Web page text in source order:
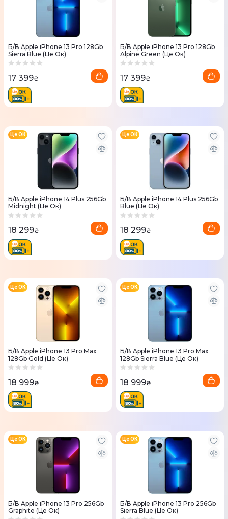
Б/В Apple iPhone 13 Pro 128Gb
Sierra Blue (Це Ок)
17 399₴
Б/В Apple iPhone 13 Pro 128Gb
Alpine Green (Це Ок)
17 399₴
Б/В Apple iPhone 14 Plus 256Gb
Midnight (Це Ок)
Це ОК
18 299₴
Б/В Apple iPhone 14 Plus 256Gb
Blue (Це Ок)
Це ОК
18 299₴
Б/В Apple iPhone 13 Pro Max
128Gb Gold (Це Ок)
Це ОК
18 999₴
Б/В Apple iPhone 13 Pro Max
128Gb Sierra Blue (Це Ок)
Це ОК
18 999₴
Б/В Apple iPhone 13 Pro 256Gb
Graphite (Це Ок)
Це ОК
Б/В Apple iPhone 13 Pro 256Gb
Sierra Blue (Це Ок)
Це ОК